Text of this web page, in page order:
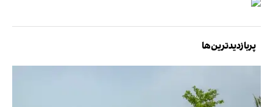
پربازدیدترین‌ها